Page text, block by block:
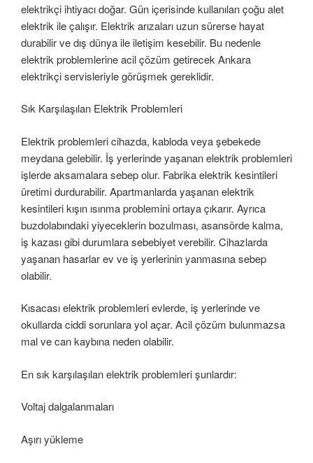
elektrikçi ihtiyacı doğar. Gün içerisinde kullanılan çoğu alet
elektrik ile çalışır. Elektrik arızaları uzun sürerse hayat
durabilir ve dış dünya ile iletişim kesebilir. Bu nedenle
elektrik problemlerine acil çözüm getirecek Ankara
elektrikçi servisleriyle görüşmek gereklidir.
Sık Karşılaşılan Elektrik Problemleri
Elektrik problemleri cihazda, kabloda veya şebekede
meydana gelebilir. İş yerlerinde yaşanan elektrik problemleri
işlerde aksamalara sebep olur. Fabrika elektrik kesintileri
üretimi durdurabilir. Apartmanlarda yaşanan elektrik
kesintileri kışın ısınma problemini ortaya çıkarır. Ayrıca
buzdolabındaki yiyeceklerin bozulması, asansörde kalma,
iş kazası gibi durumlara sebebiyet verebilir. Cihazlarda
yaşanan hasarlar ev ve iş yerlerinin yanmasına sebep
olabilir.
Kısacası elektrik problemleri evlerde, iş yerlerinde ve
okullarda ciddi sorunlara yol açar. Acil çözüm bulunmazsa
mal ve can kaybına neden olabilir.
En sık karşılaşılan elektrik problemleri şunlardır:
Voltaj dalgalanmaları
Aşırı yükleme